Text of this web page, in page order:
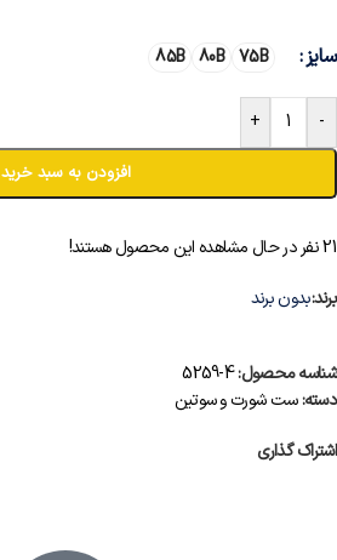
سایز 75B
80B
85B
-
+
افزودن به سبد خرید
21نفر در حال مشاهده این محصول هستند!
برند:بدون برند
شناسه محصول:4-5259
دسته:ست شورت و سوتین
اشتراک گذاری